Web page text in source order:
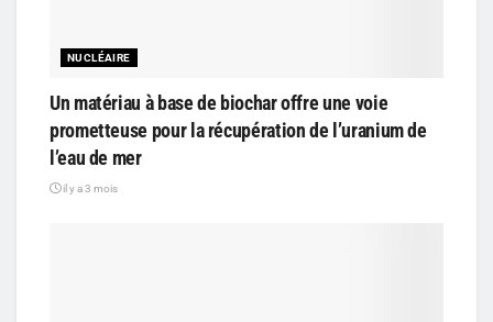
NUCLÉAIRE
Un matériau à base de biochar offre une voie
prometteuse pour la récupération de l’uranium de
l’eau de mer
il y a 3 mois